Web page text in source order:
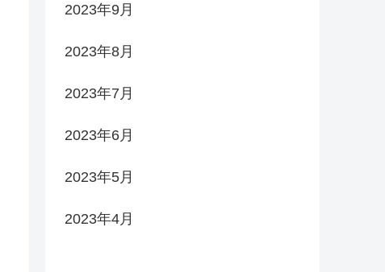
2023年9月
2023年8月
2023年7月
2023年6月
2023年5月
2023年4月